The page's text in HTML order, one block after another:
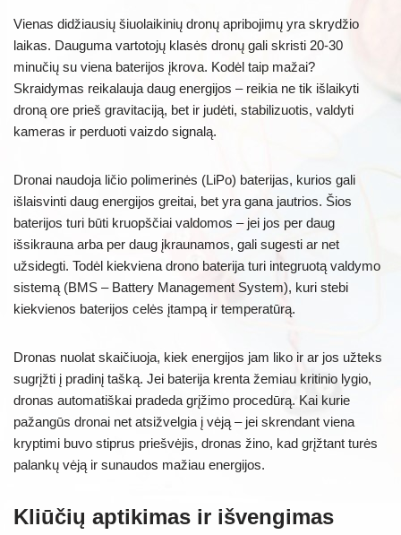
Vienas didžiausių šiuolaikinių dronų apribojimų yra skrydžio
laikas. Dauguma vartotojų klasės dronų gali skristi 20-30
minučių su viena baterijos įkrova. Kodėl taip mažai?
Skraidymas reikalauja daug energijos – reikia ne tik išlaikyti
droną ore prieš gravitaciją, bet ir judėti, stabilizuotis, valdyti
kameras ir perduoti vaizdo signalą.
Dronai naudoja ličio polimerinės (LiPo) baterijas, kurios gali
išlaisvinti daug energijos greitai, bet yra gana jautrios. Šios
baterijos turi būti kruopščiai valdomos – jei jos per daug
išsikrauna arba per daug įkraunamos, gali sugesti ar net
užsidegti. Todėl kiekviena drono baterija turi integruotą valdymo
sistemą (BMS – Battery Management System), kuri stebi
kiekvienos baterijos celės įtampą ir temperatūrą.
Dronas nuolat skaičiuoja, kiek energijos jam liko ir ar jos užteks
sugrįžti į pradinį tašką. Jei baterija krenta žemiau kritinio lygio,
dronas automatiškai pradeda grįžimo procedūrą. Kai kurie
pažangūs dronai net atsižvelgia į vėją – jei skrendant viena
kryptimi buvo stiprus priešvėjis, dronas žino, kad grįžtant turės
palankų vėją ir sunaudos mažiau energijos.
Kliūčių aptikimas ir išvengimas